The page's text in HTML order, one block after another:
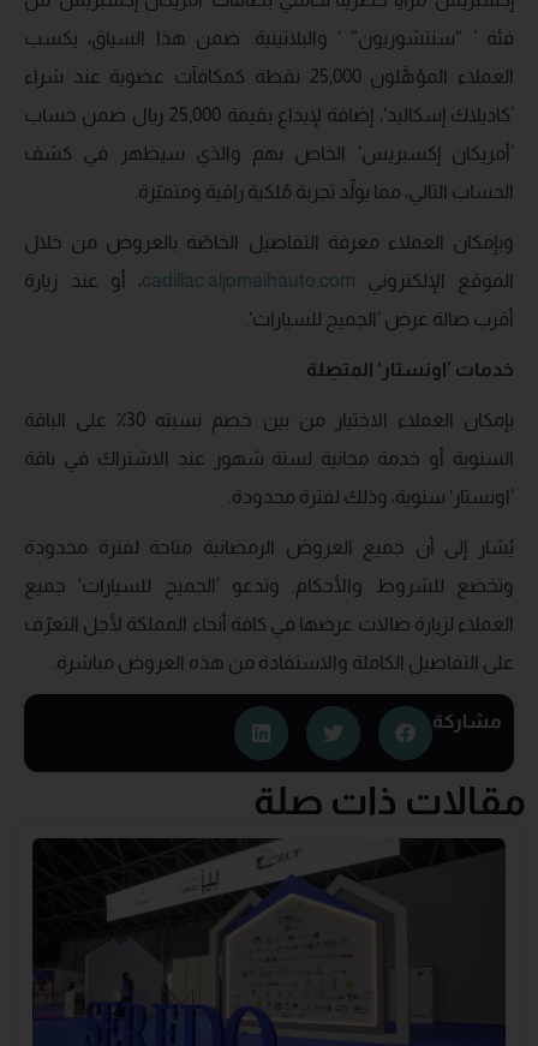
فئة ’ “سنتشوريون” ‘ والبلاتينية. ضمن هذا السياق، يكسب
العملاء المؤهَّلون 25,000 نقطة كمكافآت عضوية عند شراء
’كاديلاك إسكاليد‘، إضافة لإيداع بقيمة 25,000 ريال ضمن حساب
’أمريكان إكسبريس‘ الخاص بهم والذي سيظهر في كشف
الحساب التالي، مما يولِّد تجربة مُلكية راقية ومتميّزة.
وبإمكان العملاء معرفة التفاصيل الخاصّة بالعروض من خلال
الموقع الإلكتروني cadillac.aljomaihauto.com، أو عند زيارة
أقرب صالة عرض ’الجميح للسيارات‘.
خدمات ’اونستار‘ المتصِلة
بإمكان العملاء الاختيار من بين خصم نسبته 30٪ على الباقة
السنوية أو خدمة مجانية لستة شهور عند الاشتراك في باقة
’اونستار‘ سنوية، وذلك لفترة محدودة.
يُشار إلى أن جميع العروض الرمضانية متاحة لفترة محدودة
وتخضع للشروط والأحكام. وتدعو ’الجميح للسيارات‘ جميع
العملاء لزيارة صالات عرضها في كافة أنحاء المملكة لأجل التعرّف
على التفاصيل الكاملة والاستفادة من هذه العروض مباشرة.
مشاركة
مقالات ذات صلة